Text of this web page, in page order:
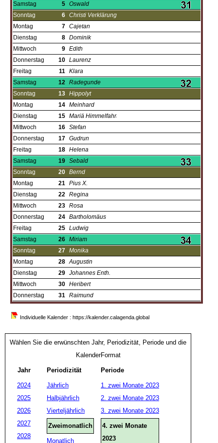
Samstag
5 Oswald
Sonntag
6 Christi Verklärung
Montag
7 Cajetan
Dienstag
8 Dominik
Mittwoch
9 Edith
Donnerstag
10 Laurenz
Freitag
11 Klara
Samstag
12 Radegunde
Sonntag
13 Hippolyt
Montag
14 Meinhard
Dienstag
15 Mariä Himmelfahrt
Mittwoch
16 Stefan
Donnerstag
17 Gudrun
Freitag
18 Helena
Samstag
19 Sebald
Sonntag
20 Bernd
Montag
21 Pius X.
Dienstag
22 Regina
Mittwoch
23 Rosa
Donnerstag
24 Bartholomäus
Freitag
25 Ludwig
Samstag
26 Miriam
Sonntag
27 Monika
Montag
28 Augustin
Dienstag
29 Johannes Enth.
Mittwoch
30 Heribert
Donnerstag
31 Raimund
Individuelle Kalender : https://kalender.calagenda.global
Wählen Sie die erwünschten Jahr, Periodizität, Periode und die
KalenderFormat
Jahr
2024
2025
2026
2027
2028
Periodizität
Jährlich
Halbjährlich
Vierteljährlich
Zweimonatlich
Monatlich
Periode
1. zwei Monate 2023
2. zwei Monate 2023
3. zwei Monate 2023
4. zwei Monate
2023